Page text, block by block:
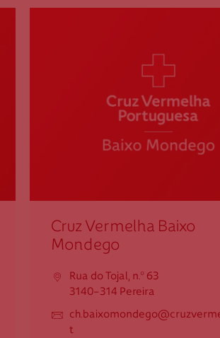
Cruz Vermelha Figueira da
Praceta Coronel Alves de Sousa, n.º 1
3080-184 Figueira da Foz
Cruz Vermelha Maiorca
Rua São João, n.º 69
3090-476 Maiorca
dmaiorca@cruzvermelha.org.pt
Cruz Vermelha Baixo
Mondego
Rua do Tojal, n.º 63
3140-314 Pereira
t